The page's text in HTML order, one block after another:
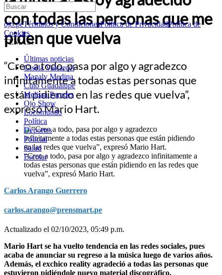
ojo.peTérminos y CondicionesPolítica de PrivacidadPolítica de
Cookies
TEMAS:
Últimas noticias
Gisela Valcarcel
Magaly Medina
Cuto Guadalupe
Melissa Paredes
Ojo Show
Locomundo
Política
Deportes
Policial
Salud
Escolar
con todas las personas que me
piden que vuelva
“Creo a todo, pasa por algo y agradezco
infinitamente a todas estas personas que
están pidiendo en las redes que vuelva”,
expresó Mario Hart.
“Creo a todo, pasa por algo y agradezco infinitamente a
todas estas personas que están pidiendo en las redes que
vuelva”, expresó Mario Hart.
Carlos Arango Guerrero
carlos.arango@prensmart.pe
Actualizado el 02/10/2023, 05:49 p.m.
Mario Hart se ha vuelto tendencia en las redes sociales, pues
acaba de anunciar su regreso a la música luego de varios años.
Además, el exchico reality agradeció a todas las personas que
estuvieron pidiéndole nuevo material discográfico.